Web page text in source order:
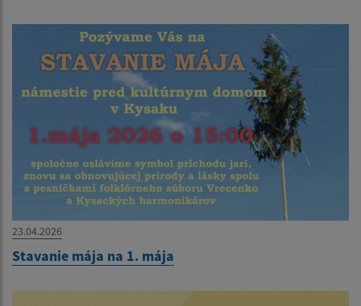
23.04.2026
Stavanie mája na 1. mája